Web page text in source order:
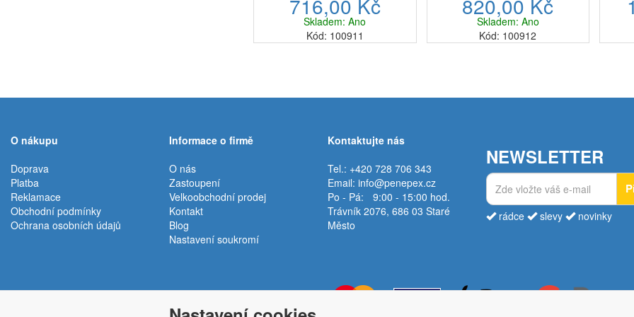
využívá k filtraci vody vodní filtry
Brita Maxtr...
716,00 Kč
Skladem: Ano
Kód: 100911
využívá k filtraci vody vodní filtry
Brita Maxtr...
820,00 Kč
Skladem: Ano
Kód: 100912
O nákupu
Doprava
Platba
Reklamace
Obchodní podmínky
Ochrana osobních údajů
Informace o firmě
O nás
Zastoupení
Velkoobchodní prodej
Kontakt
Blog
Nastavení soukromí
Kontaktujte nás
Tel.: +420 728 706 343
Email: info@penepex.cz
Po - Pá:
9:00 - 15:00 hod.
Trávník 2076, 686 03 Staré
Město
NEWSLETTER
rádce slevy novinky